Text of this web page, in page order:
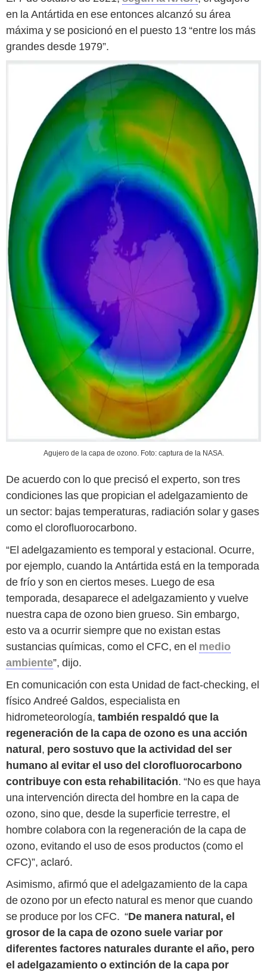
en la Antártida en ese entonces alcanzó su área
máxima y se posicionó en el puesto 13 “entre los más
grandes desde 1979”.
Agujero de la capa de ozono. Foto: captura de la NASA.
De acuerdo con lo que precisó el experto, son tres
condiciones las que propician el adelgazamiento de
un sector: bajas temperaturas, radiación solar y gases
como el clorofluorocarbono.
“El adelgazamiento es temporal y estacional. Ocurre,
por ejemplo, cuando la Antártida está en la temporada
de frío y son en ciertos meses. Luego de esa
temporada, desaparece el adelgazamiento y vuelve
nuestra capa de ozono bien grueso. Sin embargo,
esto va a ocurrir siempre que no existan estas
sustancias químicas, como el CFC, en el medio
ambiente”, dijo.
En comunicación con esta Unidad de fact-checking, el
físico Andreé Galdos, especialista en
hidrometeorología, también respaldó que la
regeneración de la capa de ozono es una acción
natural, pero sostuvo que la actividad del ser
humano al evitar el uso del clorofluorocarbono
contribuye con esta rehabilitación. “No es que haya
una intervención directa del hombre en la capa de
ozono, sino que, desde la superficie terrestre, el
hombre colabora con la regeneración de la capa de
ozono, evitando el uso de esos productos (como el
CFC)”, aclaró.
Asimismo, afirmó que el adelgazamiento de la capa
de ozono por un efecto natural es menor que cuando
se produce por los CFC. “De manera natural, el
grosor de la capa de ozono suele variar por
diferentes factores naturales durante el año, pero
el adelgazamiento oextinción de la capa por